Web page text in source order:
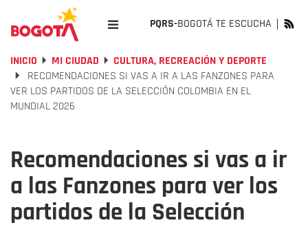
PQRS-BOGOTÁ TE ESCUCHA
INICIO MI CIUDAD
CULTURA, RECREACIÓN Y DEPORTE
RECOMENDACIONES SI VAS A IR A LAS FANZONES PARA
VER LOS PARTIDOS DE LA SELECCIÓN COLOMBIA EN EL
MUNDIAL 2026
Recomendaciones si vas a ir
a las Fanzones para ver los
partidos de la Selección